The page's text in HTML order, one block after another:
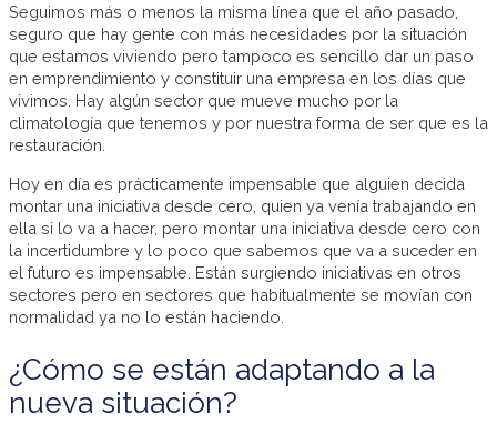
Seguimos más o menos la misma línea que el año pasado,
seguro que hay gente con más necesidades por la situación
que estamos viviendo pero tampoco es sencillo dar un paso
en emprendimiento y constituir una empresa en los días que
vivimos. Hay algún sector que mueve mucho por la
climatología que tenemos y por nuestra forma de ser que es la
restauración.
Hoy en día es prácticamente impensable que alguien decida
montar una iniciativa desde cero, quien ya venía trabajando en
ella si lo va a hacer, pero montar una iniciativa desde cero con
la incertidumbre y lo poco que sabemos que va a suceder en
el futuro es impensable. Están surgiendo iniciativas en otros
sectores pero en sectores que habitualmente se movían con
normalidad ya no lo están haciendo.
¿Cómo se están adaptando a la
nueva situación?